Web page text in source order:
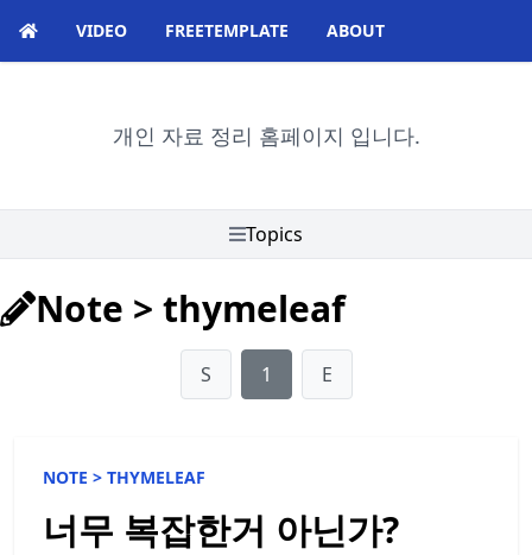
VIDEO FREETEMPLATE ABOUT
개인 자료 정리 홈페이지 입니다.
Topics
Note > thymeleaf
S 1 E
NOTE > THYMELEAF
너무 복잡한거 아닌가?